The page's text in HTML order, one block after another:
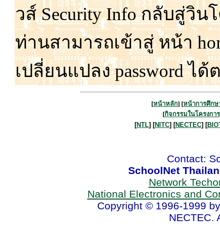
วส์ Security Info กลับสู่วิน
ท่านสามารถเข้าสู่ หน้า
เปลี่ยนแปลง password ได้
[หน้าหลัก] [หน้าการศึกษ
[กิจกรรมในโครงการ
[NTL] [NITC] [NECTEC] [
Contact:
SchoolNet
Network
National Electronics and
Copyright © 1996-1999
NECTEC.